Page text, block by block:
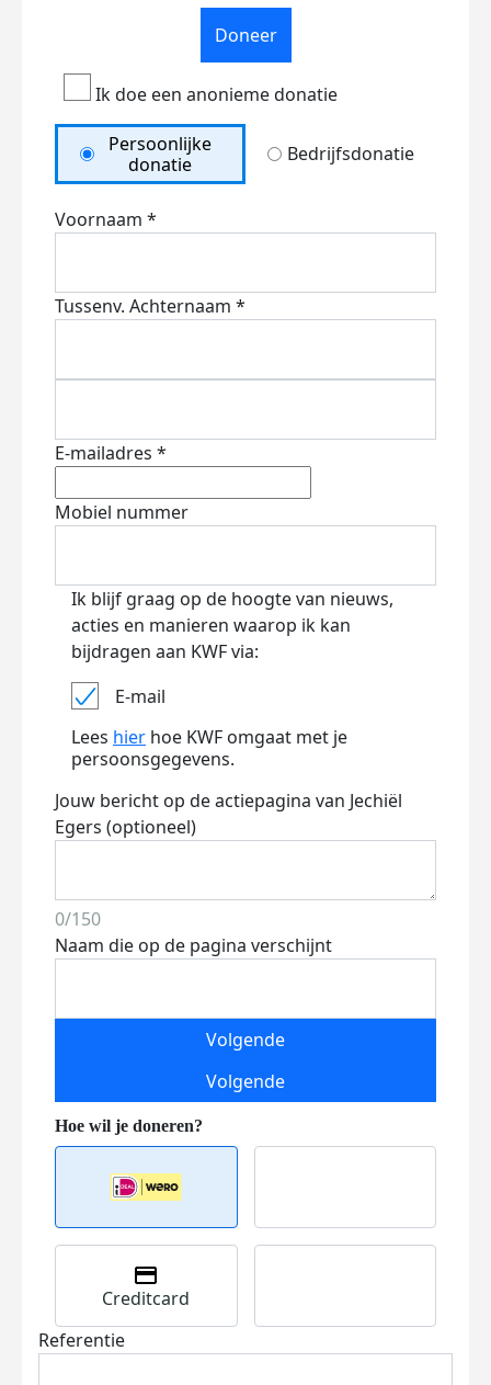
Doneer
Ik doe een anonieme donatie
Persoonlijke
donatie
Bedrijfsdonatie
Voornaam *
Tussenv. Achternaam *
E-mailadres *
Mobiel nummer
Ik blijf graag op de hoogte van nieuws,
acties en manieren waarop ik kan
bijdragen aan KWF via:
E-mail
Lees hier hoe KWF omgaat met je
persoonsgegevens.
Jouw bericht op de actiepagina van Jechiël
Egers (optioneel)
0/150
Naam die op de pagina verschijnt
Volgende
Volgende
Creditcard
Referentie